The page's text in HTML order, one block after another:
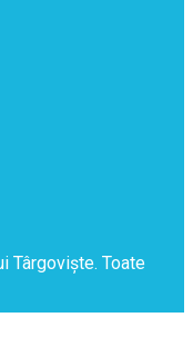
Târgoviște. Toate